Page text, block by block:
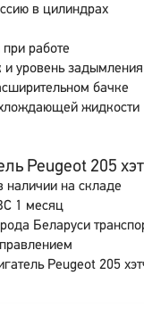
в цилиндрах
работе
и уровень
бачке
жидкости
Peugeot 205
наличии на складе
1 месяц
Беларуси
Peugeot 205